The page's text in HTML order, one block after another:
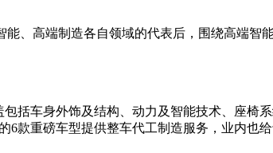
能、高端制造各自领域的代表后，围绕高端
括车身外饰及结构、动力及智能技术、座椅
款重磅车型提供整车代工制造服务，业内也给